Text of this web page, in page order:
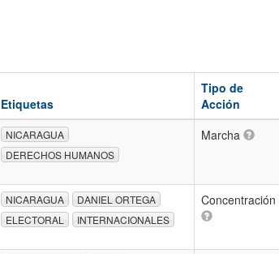
Etiquetas
Tipo de
Acción
NICARAGUA
DERECHOS HUMANOS
Marcha
NICARAGUA
DANIEL ORTEGA
ELECTORAL
INTERNACIONALES
Concentración